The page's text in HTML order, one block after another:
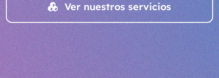
Ver nuestros servicios